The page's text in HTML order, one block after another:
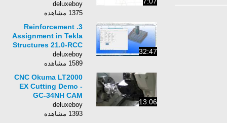
Parametric 3.0
deluxeboy
1375 مشاهده
32:47
3. Reinforcement
Assignment in Tekla
Structures 21.0-RCC
Tutorial Part-3
deluxeboy
1589 مشاهده
13:06
CNC Okuma LT2000
EX Cutting Demo -
GC-34NH CAM
Grinder
deluxeboy
1393 مشاهده